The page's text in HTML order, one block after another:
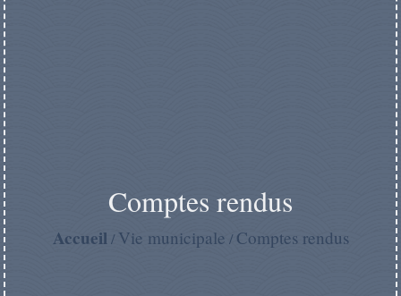
Comptes rendus
Accueil / Vie municipale / Comptes rendus